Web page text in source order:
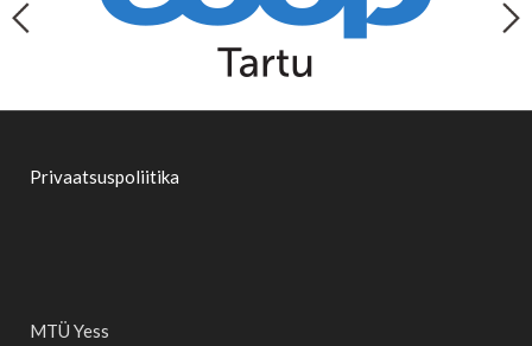
Privaatsuspoliitika
MTÜ Yess